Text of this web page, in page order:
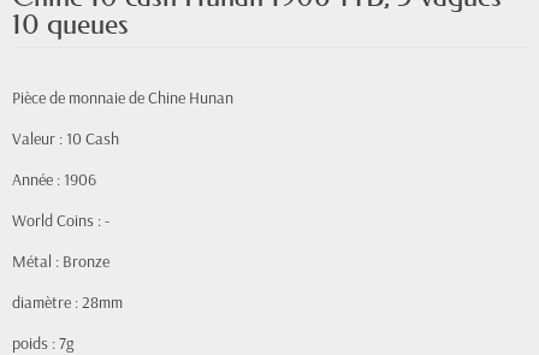
10 queues
Pièce de monnaie de Chine Hunan
Valeur : 10 Cash
Année : 1906
World Coins : -
Métal : Bronze
diamètre : 28mm
poids : 7g